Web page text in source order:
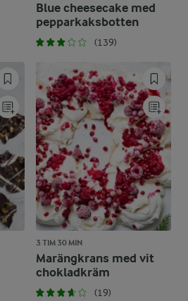
Blue cheesecake med
pepparkaksbotten
(139)
3 TIM 30 MIN
Marängkrans med vit
chokladkräm
(19)